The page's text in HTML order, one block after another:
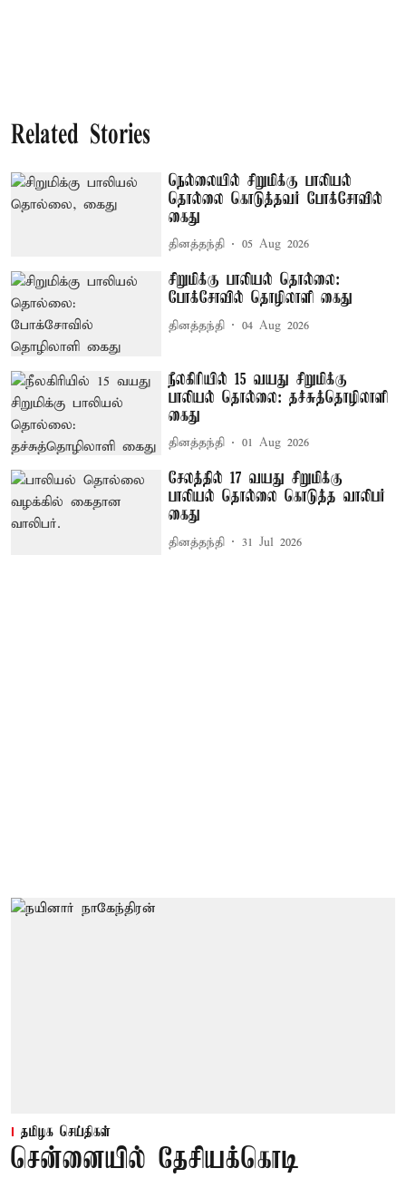
Related Stories
நெல்லையில் சிறுமிக்கு பாலியல்
தொல்லை கொடுத்தவர் போக்சோவில்
கைது
தினத்தந்தி 05 Aug 2026
சிறுமிக்கு பாலியல் தொல்லை:
போக்சோவில் தொழிலாளி கைது
தினத்தந்தி 04 Aug 2026
நீலகிரியில் 15 வயது சிறுமிக்கு
பாலியல் தொல்லை: தச்சுத்தொழிலாளி
கைது
தினத்தந்தி 01 Aug 2026
சேலத்தில் 17 வயது சிறுமிக்கு
பாலியல் தொல்லை கொடுத்த வாலிபர்
கைது
தினத்தந்தி 31 Jul 2026
தமிழக செய்திகள்
சென்னையில் தேசியக்கொடி